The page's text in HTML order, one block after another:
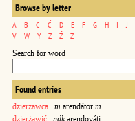
Browse by letter
A B C Ć D E F G H I J
V
W Y Z Ź Ż
Search for word
Found entries
dzierżawca m arendátor m
dzierżawić
ndkarendováti